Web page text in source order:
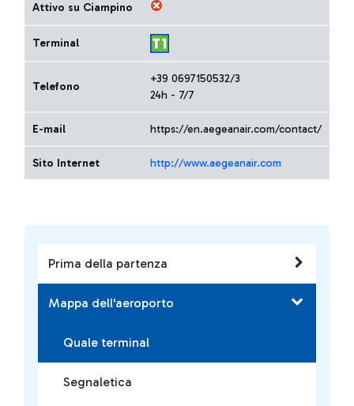
Prima della partenza
Mappa dell'aeroporto
Quale terminal
Segnaletica
Attivo su Ciampino
Terminal
Telefono
+39 0697150532/3
24h - 7/7
E-mail https://en.aegeanair.com/contact/
Sito Internet http://www.aegeanair.com